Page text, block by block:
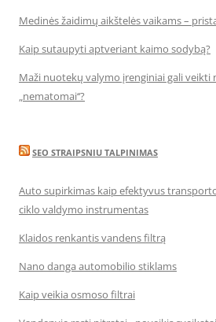
Medinės žaidimų aikštelės vaikams –
Kaip sutaupyti aptveriant kaimo sodybą?
Maži nuotekų valymo įrenginiai gali veikti
„nematomai‘‘?
SEO STRAIPSNIU TALPINIMAS
Auto supirkimas kaip efektyvus
ciklo valdymo instrumentas
Klaidos renkantis vandens filtrą
Nano danga automobilio stiklams
Kaip veikia osmoso filtrai